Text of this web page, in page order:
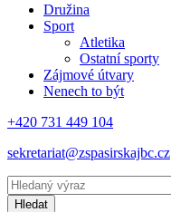
Družina
Sport
Atletika
Ostatní sporty
Zájmové útvary
Nenech to být
+420 731 449 104
sekretariat@zspasirskajbc.cz
Hledat